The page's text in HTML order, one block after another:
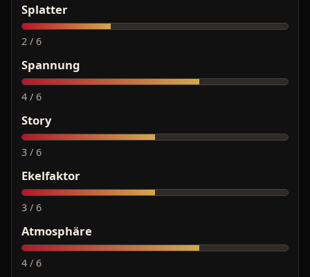
Splatter
2 / 6
Spannung
4 / 6
Story
3 / 6
Ekelfaktor
3 / 6
Atmosphäre
4 / 6